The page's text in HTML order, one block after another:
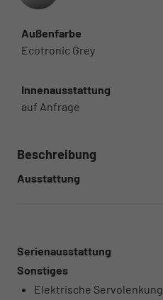
Außenfarbe
Ecotronic Grey
Innenausstattung
auf Anfrage
Beschreibung
Ausstattung
Serienausstattung
Sonstiges
Elektrische Servolenkung